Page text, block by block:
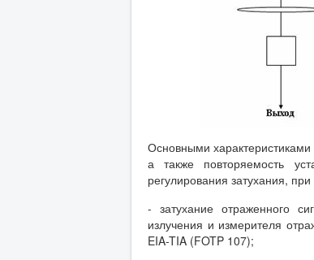
Основными
а также повторяемость
регулирования затухания,
- затухание отраженного
излучения и измерителя
EIA-TIA (FOTP 107);